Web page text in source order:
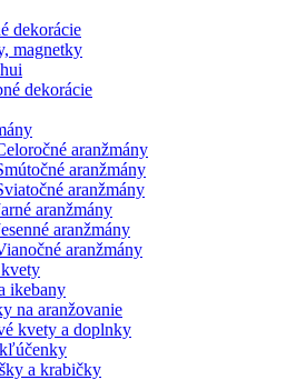
dekorácie
magnetky
dekorácie
aranžmány
aranžmány
aranžmány
aranžmány
aranžmány
aranžmány
ikebany
na aranžovanie
kvety a doplnky
a krabičky